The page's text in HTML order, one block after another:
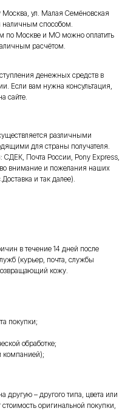
Москва, ул. Малая Семёновская
наличным способом.
по Москве и МО можно оплатить
расчётом.
денежных средств в
Если вам нужна консультация,
сайте.
различными
для страны получателя.
Почта России, Pony Express,
внимание и пожелания наших
и так далее).
в течение 14 дней после
(курьер, почта, службы
кожу.
покупки;
обработке;
компанией);
другую – другого типа, цвета или
оригинальной покупки,